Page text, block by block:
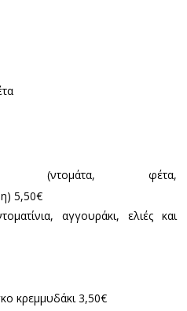
(ντομάτα, φέτα,
5,50€
αγγουράκι, ελιές και
κρεμμυδάκι 3,50€